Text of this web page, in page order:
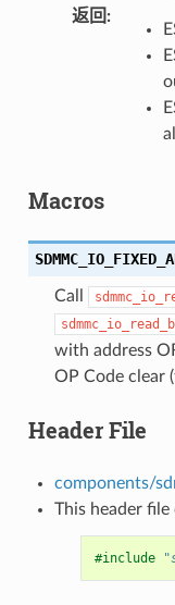
返回 :
Macros
Call
with address
OP Code clear
Header File
components/
This header
#include